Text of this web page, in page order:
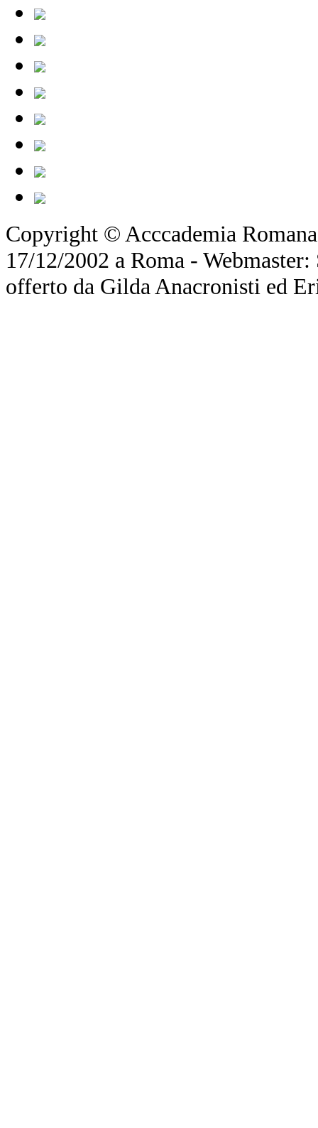
Copyright © Acccademia
17/12/2002 a Roma -
offerto da Gilda Anacronisti ed